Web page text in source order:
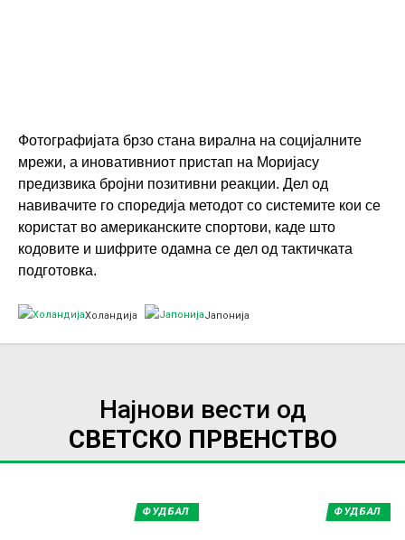
Фотографијата брзо стана вирална на социјалните
мрежи, а иновативниот пристап на Моријасу
предизвика бројни позитивни реакции. Дел од
навивачите го споредија методот со системите кои се
користат во американските спортови, каде што
кодовите и шифрите одамна се дел од тактичката
подготовка.
Холандија Јапонија
Најнови вести од
СВЕТСКО ПРВЕНСТВО
ФУДБАЛ ФУДБАЛ